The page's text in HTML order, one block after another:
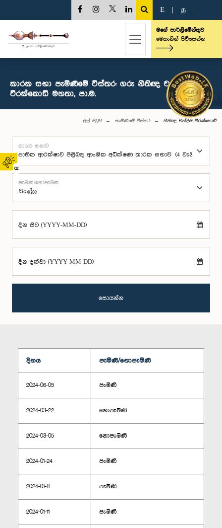
02
E த
මගේ පාර්ලිමේන්තුව
මෙතැනින් පිවිසෙන්න
කාරක සභා පැමිණීමේ විස්තර: ගරු නීතිඥ චන්දිම
වීරක්කොඩි මහතා, පා.ම.
මුල් පිටුව පැමිණීමේ විස්තර නීතිඥ චන්දිම වීරක්කොඩි
කාරක සභාව
පැමිණි/නොපැමිණි
දින සිට (YYYY-MM-DD)
දින දක්වා (YYYY-MM-DD)
සොයන්න
දිනය පැමිණි/නොපැමිණි
2024-06-05 පැමිණි
2024-03-22 නොපැමිණි
2024-03-05 නොපැමිණි
2024-01-24 පැමිණි
2024-01-11 පැමිණි
2024-01-11 පැමිණි